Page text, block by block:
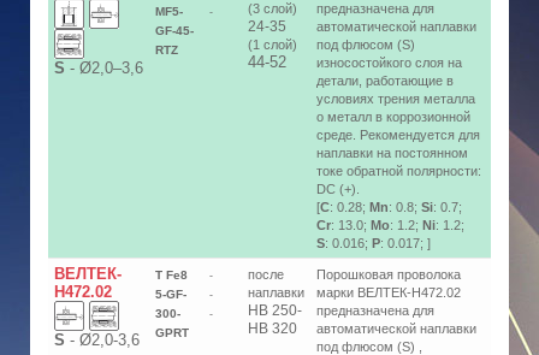
S - Ø2,0–3,6
MF5-
GF-45-
RTZ
-
(3 слой)
24-35
(1 слой)
44-52
предназначена для
автоматической наплавки
под флюсом (S)
износостойкого слоя на
детали, работающие в
условиях трения металла
о металл в коррозионной
среде. Рекомендуется для
наплавки на постоянном
токе обратной полярности:
DC (+).
[C: 0.28; Mn: 0.8; Si: 0.7;
Cr: 13.0; Mo: 1.2; Ni: 1.2;
S: 0.016; P: 0.017; ]
ВЕЛТЕК-
Н472.02
S - Ø2,0-3,6
T Fe8
5-GF-
300-
GPRT
-
-
-
после
наплавки
HB 250-
HB 320
Порошковая проволока
марки ВЕЛТЕК-Н472.02
предназначена для
автоматической наплавки
под флюсом (S) ,